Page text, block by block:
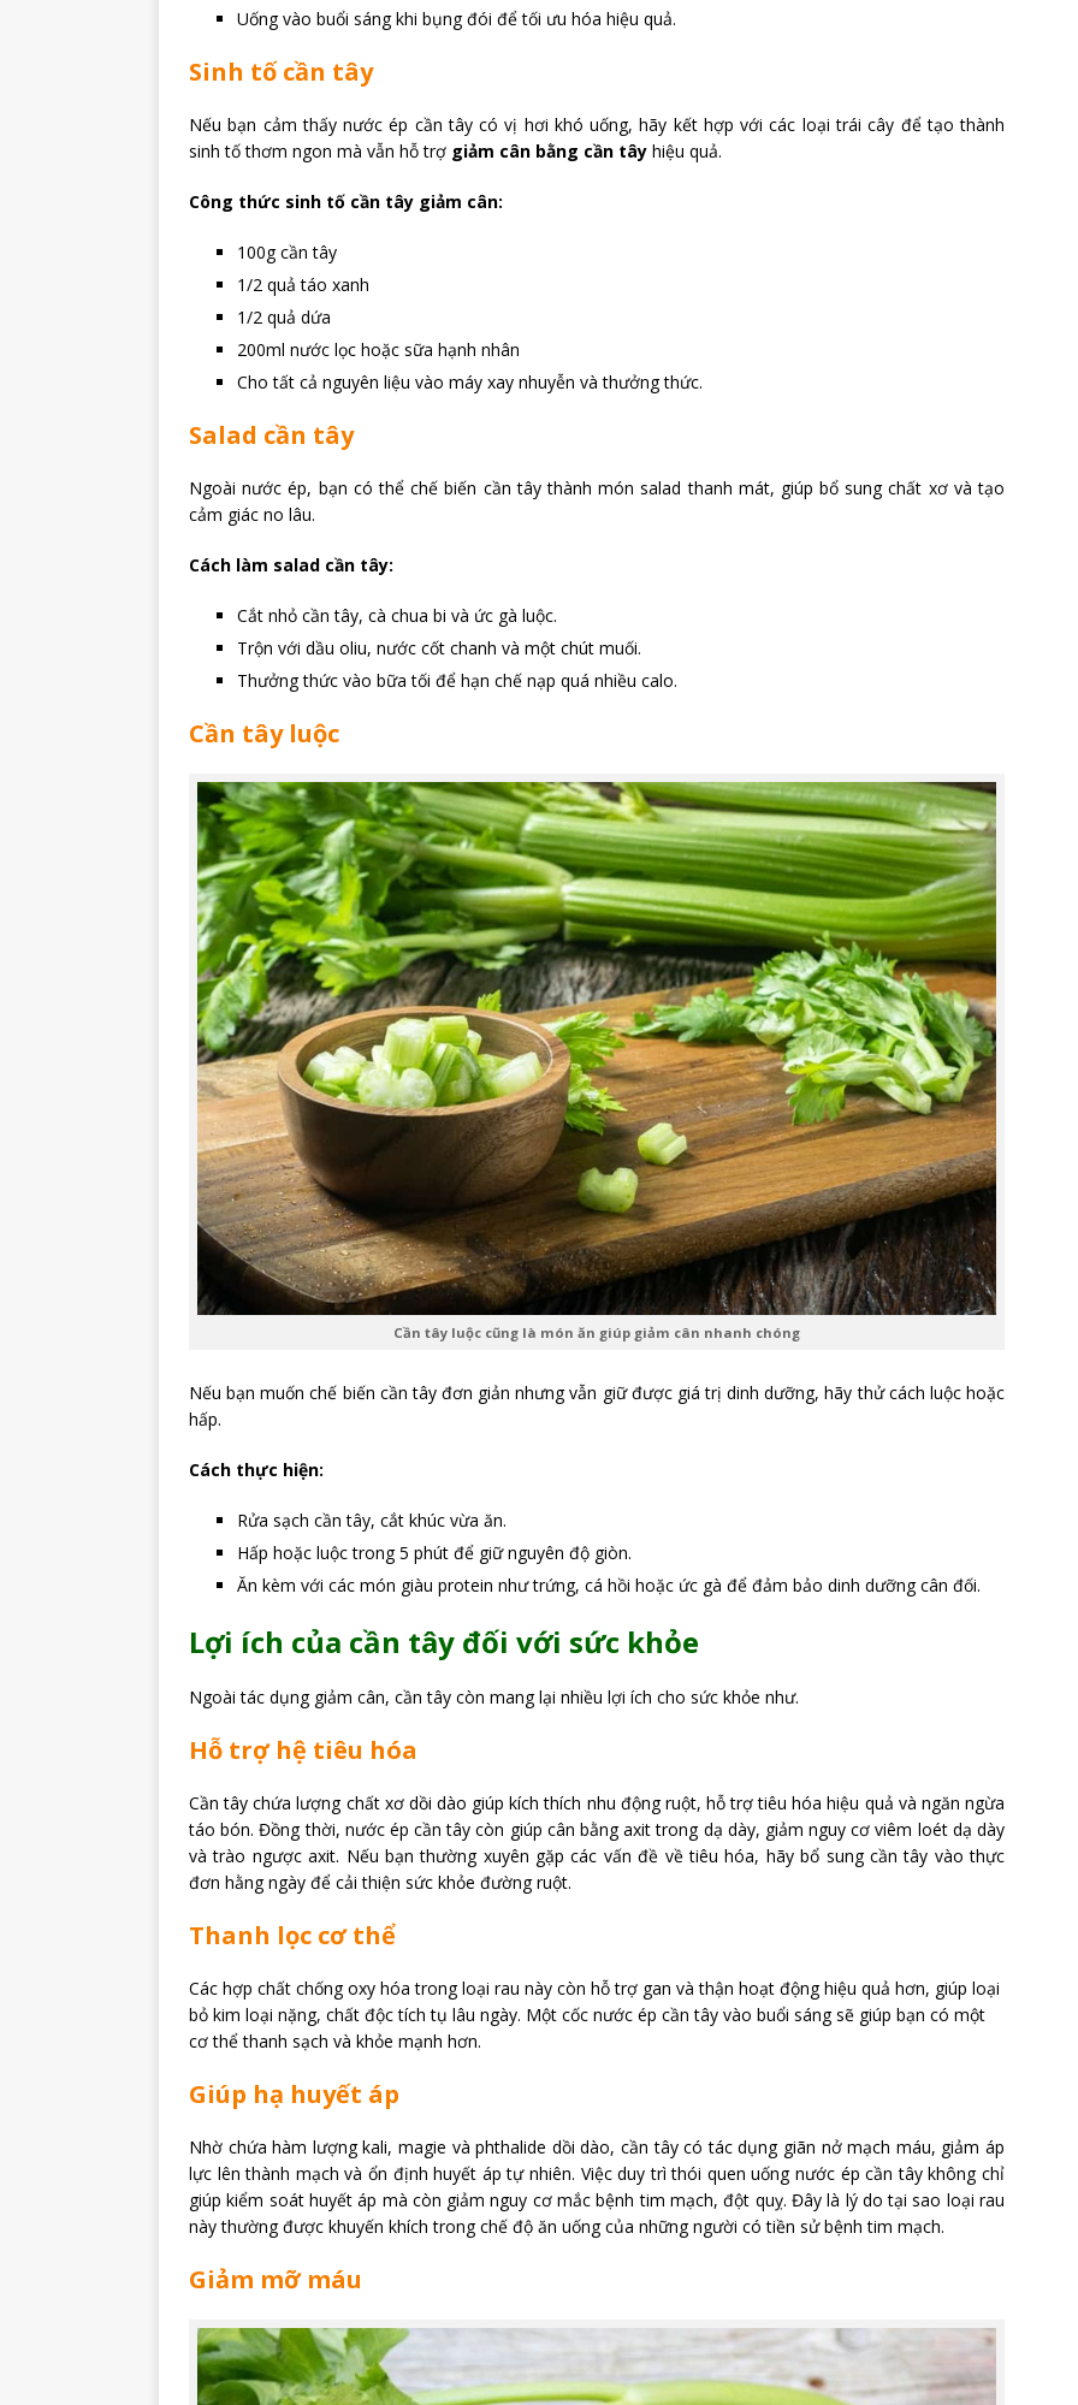
Uống vào buổi sáng khi bụng đói để tối ưu hóa hiệu quả.
Sinh tố cần tây
Nếu bạn cảm thấy nước ép cần tây có vị hơi khó uống, hãy kết hợp với các loại trái cây để tạo thành
sinh tố thơm ngon mà vẫn hỗ trợ giảm cân bằng cần tây hiệu quả.
Công thức sinh tố cần tây giảm cân:
100g cần tây
1/2 quả táo xanh
1/2 quả dứa
200ml nước lọc hoặc sữa hạnh nhân
Cho tất cả nguyên liệu vào máy xay nhuyễn và thưởng thức.
Salad cần tây
Ngoài nước ép, bạn có thể chế biến cần tây thành món salad thanh mát, giúp bổ sung chất xơ và tạo
cảm giác no lâu.
Cách làm salad cần tây:
Cắt nhỏ cần tây, cà chua bi và ức gà luộc.
Trộn với dầu oliu, nước cốt chanh và một chút muối.
Thưởng thức vào bữa tối để hạn chế nạp quá nhiều calo.
Cần tây luộc
Cần tây luộc cũng là món ăn giúp giảm cân nhanh chóng
Nếu bạn muốn chế biến cần tây đơn giản nhưng vẫn giữ được giá trị dinh dưỡng, hãy thử cách luộc hoặc
hấp.
Cách thực hiện:
Rửa sạch cần tây, cắt khúc vừa ăn.
Hấp hoặc luộc trong 5 phút để giữ nguyên độ giòn.
Ăn kèm với các món giàu protein như trứng, cá hồi hoặc ức gà để đảm bảo dinh dưỡng cân đối.
Lợi ích của cần tây đối với sức khỏe
Ngoài tác dụng giảm cân, cần tây còn mang lại nhiều lợi ích cho sức khỏe như.
Hỗ trợ hệ tiêu hóa
Cần tây chứa lượng chất xơ dồi dào giúp kích thích nhu động ruột, hỗ trợ tiêu hóa hiệu quả và ngăn ngừa
táo bón. Đồng thời, nước ép cần tây còn giúp cân bằng axit trong dạ dày, giảm nguy cơ viêm loét dạ dày
và trào ngược axit. Nếu bạn thường xuyên gặp các vấn đề về tiêu hóa, hãy bổ sung cần tây vào thực
đơn hằng ngày để cải thiện sức khỏe đường ruột.
Thanh lọc cơ thể
Các hợp chất chống oxy hóa trong loại rau này còn hỗ trợ gan và thận hoạt động hiệu quả hơn, giúp loại
bỏ kim loại nặng, chất độc tích tụ lâu ngày. Một cốc nước ép cần tây vào buổi sáng sẽ giúp bạn có một
cơ thể thanh sạch và khỏe mạnh hơn.
Giúp hạ huyết áp
Nhờ chứa hàm lượng kali, magie và phthalide dồi dào, cần tây có tác dụng giãn nở mạch máu, giảm áp
lực lên thành mạch và ổn định huyết áp tự nhiên. Việc duy trì thói quen uống nước ép cần tây không chỉ
giúp kiểm soát huyết áp mà còn giảm nguy cơ mắc bệnh tim mạch, đột quỵ. Đây là lý do tại sao loại rau
này thường được khuyến khích trong chế độ ăn uống của những người có tiền sử bệnh tim mạch.
Giảm mỡ máu